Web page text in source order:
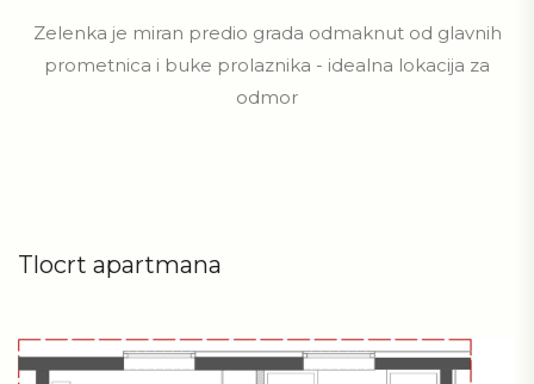
Zelenka je miran predio grada odmaknut od glavnih
prometnica i buke prolaznika - idealna lokacija za
odmor
Tlocrt apartmana